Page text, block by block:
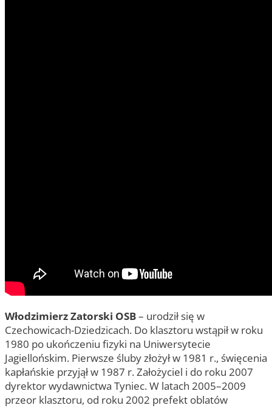
Włodzimierz Zatorski OSB– urodził się w
Czechowicach-Dziedzicach. Do klasztoru wstąpił w roku
1980 po ukończeniu fizyki na Uniwersytecie
Jagiellońskim. Pierwsze śluby złożył w 1981 r., święcenia
kapłańskie przyjął w 1987 r. Założyciel i do roku 2007
dyrektor wydawnictwa Tyniec. W latach 2005–2009
przeor klasztoru, od roku 2002 prefekt oblatów